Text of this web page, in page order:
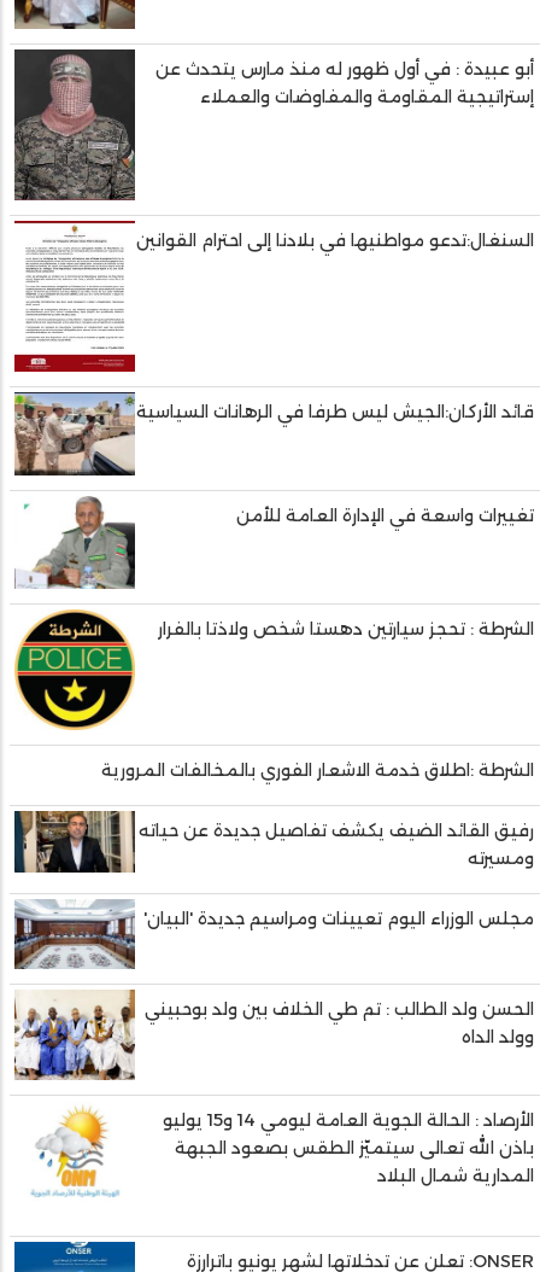
أبو عبيدة : في أول ظهور له منذ مارس يتحدث عن
إستراتيجية المقاومة والمفاوضات والعملاء
السنغال:تدعو مواطنيها في بلادنا إلى احترام القوانين
قائد الأركان:الجيش ليس طرفا في الرهانات السياسية
تغييرات واسعة في الإدارة العامة للأمن
الشرطة : تحجز سيارتين دهستا شخص ولاذتا بالفرار
الشرطة :اطلاق خدمة الاشعار الفوري بالمخالفات المرورية
رفيق القائد الضيف يكشف تفاصيل جديدة عن حياته
ومسيرته
مجلس الوزراء اليوم تعيينات ومراسيم جديدة 'البيان'
الحسن ولد الطالب : تم طي الخلاف بين ولد بوحبيني
وولد الداه
الأرصاد : الحالة الجوية العامة ليومي 14 و15 يوليو
باذن الله تعالى سيتميّز الطقس بصعود الجبهة
المدارية شمال البلاد
ONSER: تعلن عن تدخلاتها لشهر يونيو باترارزة